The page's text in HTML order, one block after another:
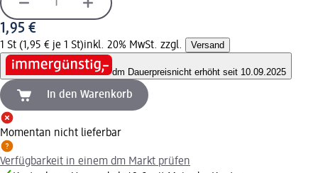
1,95 €
1 St (1,95 € je 1 St)inkl. 20% MwSt. zzgl. Versand
dm Dauerpreisnicht erhöht seit 10.09.2025
In den Warenkorb
Momentan nicht lieferbar
Verfügbarkeit in einem dm Markt prüfen